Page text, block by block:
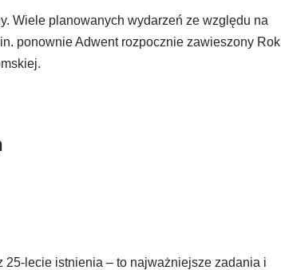
Wiele planowanych wydarzeń ze względu na
ponownie Adwent rozpocznie zawieszony Rok
25-lecie istnienia – to najważniejsze zadania i